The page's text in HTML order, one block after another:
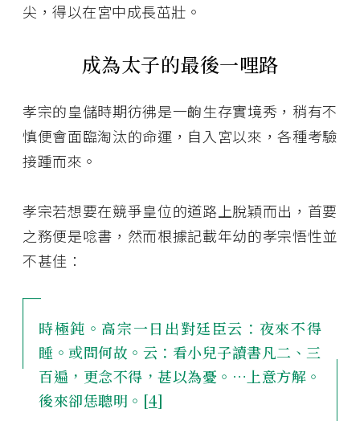
尖，得以在宮中成長茁壯。
成為太子的最後一哩路
孝宗的皇儲時期彷彿是一齣生存實境秀，稍有不
慎便會面臨淘汰的命運，自入宮以來，各種考驗
接踵而來。
孝宗若想要在競爭皇位的道路上脫穎而出，首要
之務便是唸書，然而根據記載年幼的孝宗悟性並
不甚佳：
時極鈍。高宗一日出對廷臣云：夜來不得
睡。或問何故。云：看小兒子讀書凡二、三
百遍，更念不得，甚以為憂。…上意方解。
後來卻恁聰明。[4]